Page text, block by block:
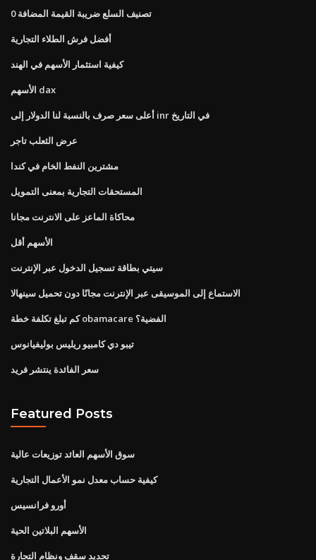
0 تصنيف السلع ضريبة القيمة المضافة
أفضل فرش الطلاء التجارية
كيفية استثمار الأسهم في الهند
الأسهم dax
أعلى سعر صرف بالنسبة لنا الدولار إلى inr في التاريخ
عرض الثعلب تاجر
مشترين النفط الخام في كندا
المستحقات التجارية بمعنى التمويل
محاكاة الماعز على الانترنت مجانا
الأسهم أقل
سيتي بطاقة تسجيل الدخول عبر الإنترنت
الاستماع إلى الموسيقى عبر الإنترنت مجانًا دون تحميل سينهالا
كم تبلغ تكلفة خطة obamacare الفضية؟
تيبو دي كامبيو ريليس بوليفيانوس
سعر الفائدة ينتشر فريد
Featured Posts
سوق الأسهم العائد توزيعات عالية
كيفية حساب معدل نمو الأعمال التجارية
أورو فرانسيس
الأسهم البلاتين الحية
تحديد سقف ونظام التجارة